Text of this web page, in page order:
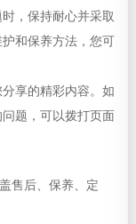
，保持耐心并采取
和保养方法，您可
享的精彩内容。如
题，可以拨打页面